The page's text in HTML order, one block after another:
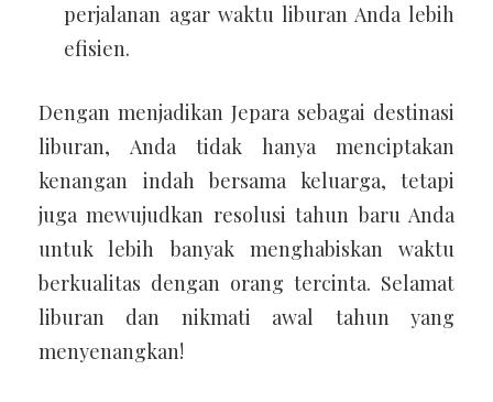
perjalanan agar waktu liburan Anda lebih
efisien.
Dengan menjadikan Jepara sebagai destinasi
liburan, Anda tidak hanya menciptakan
kenangan indah bersama keluarga, tetapi
juga mewujudkan resolusi tahun baru Anda
untuk lebih banyak menghabiskan waktu
berkualitas dengan orang tercinta. Selamat
liburan dan nikmati awal tahun yang
menyenangkan!